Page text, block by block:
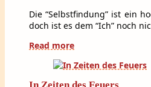
Die “Selbstfindung” ist ein
doch ist es dem “Ich” noch
Read more